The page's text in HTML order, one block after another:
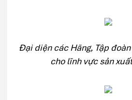
Đại diện các Hãng, Tập
cho lĩnh vực sản